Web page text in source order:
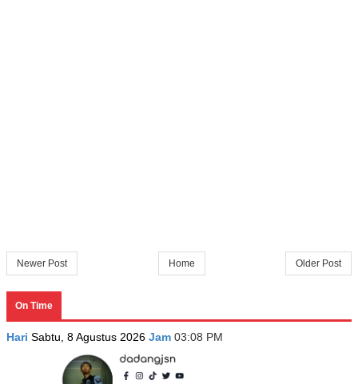
Newer Post Older Post
Home
On Time
Hari Sabtu, 8 Agustus 2026 Jam 03:08 PM